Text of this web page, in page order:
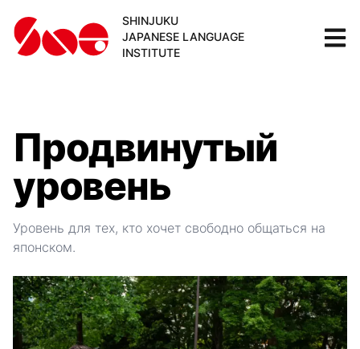
SHINJUKU
JAPANESE LANGUAGE
INSTITUTE
Продвинутый
уровень
Уровень для тех, кто хочет свободно общаться на
японском.